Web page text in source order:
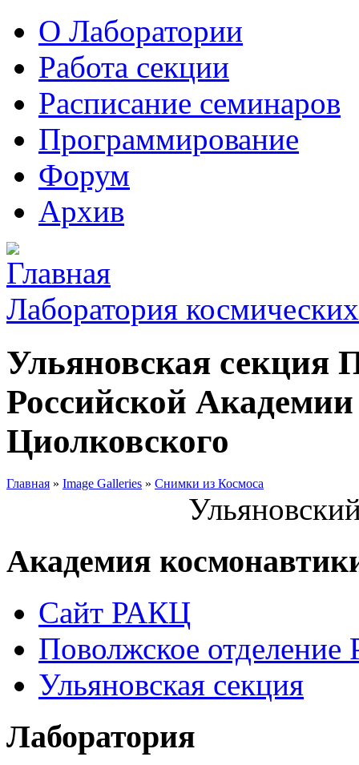
О Лаборатории
Работа секции
Расписание семинаров
Программирование
Форум
Архив
Лаборатория
Ульяновская секция
Российской
Циолковского
Главная » Image Galleries » Снимки из Космоса
Академия
Сайт РАКЦ
Поволжское
Ульяновская секция
Лаборатория